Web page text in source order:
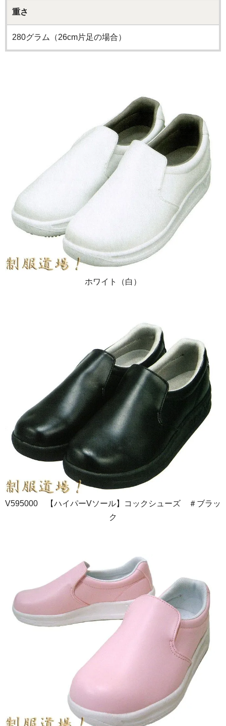
重さ
280グラム（26cm片足の場合）
ホワイト（白）
V595000 【ハイパーVソール】コックシューズ ＃ブラッ
ク